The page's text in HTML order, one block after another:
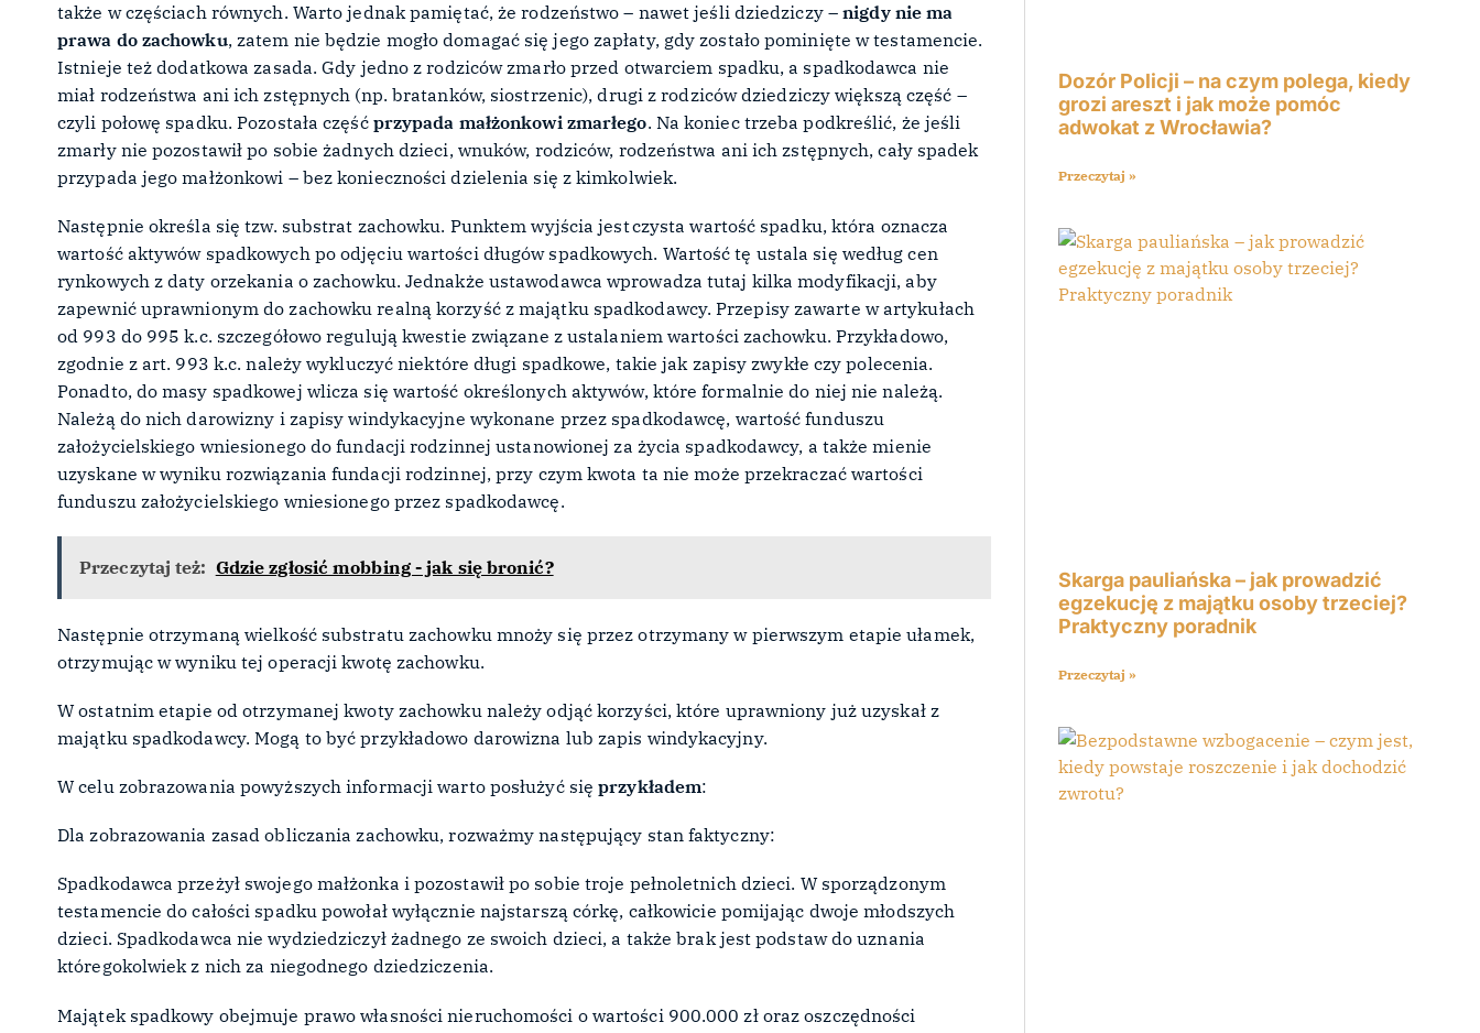
także w częściach równych. Warto jednak pamiętać, że rodzeństwo – nawet jeśli dziedziczy –nigdy nie ma
prawa do zachowku, zatem nie będzie mogło domagać się jego zapłaty, gdy zostało pominięte w testamencie.
Istnieje też dodatkowa zasada. Gdy jedno z rodziców zmarło przed otwarciem spadku, a spadkodawca nie
miał rodzeństwa ani ich zstępnych (np. bratanków, siostrzenic), drugi z rodziców dziedziczy większą część –
czyli połowę spadku. Pozostała część przypada małżonkowi zmarłego. Na koniec trzeba podkreślić, że jeśli
zmarły nie pozostawił po sobie żadnych dzieci, wnuków, rodziców, rodzeństwa ani ich zstępnych, cały spadek
przypada jego małżonkowi – bez konieczności dzielenia się z kimkolwiek.
Następnie określa się tzw. substrat zachowku. Punktem wyjścia jest czysta wartość spadku, która oznacza
wartość aktywów spadkowych po odjęciu wartości długów spadkowych. Wartość tę ustala się według cen
rynkowych z daty orzekania o zachowku. Jednakże ustawodawca wprowadza tutaj kilka modyfikacji, aby
zapewnić uprawnionym do zachowku realną korzyść z majątku spadkodawcy. Przepisy zawarte w artykułach
od 993 do 995 k.c. szczegółowo regulują kwestie związane z ustalaniem wartości zachowku. Przykładowo,
zgodnie z art. 993 k.c. należy wykluczyć niektóre długi spadkowe, takie jak zapisy zwykłe czy polecenia.
Ponadto, do masy spadkowej wlicza się wartość określonych aktywów, które formalnie do niej nie należą.
Należą do nich darowizny i zapisy windykacyjne wykonane przez spadkodawcę, wartość funduszu
założycielskiego wniesionego do fundacji rodzinnej ustanowionej za życia spadkodawcy, a także mienie
uzyskane w wyniku rozwiązania fundacji rodzinnej, przy czym kwota ta nie może przekraczać wartości
funduszu założycielskiego wniesionego przez spadkodawcę.
Przeczytaj też: Gdzie zgłosić mobbing - jak się bronić?
Następnie otrzymaną wielkość substratu zachowku mnoży się przez otrzymany w pierwszym etapie ułamek,
otrzymując w wyniku tej operacji kwotę zachowku.
W ostatnim etapie od otrzymanej kwoty zachowku należy odjąć korzyści, które uprawniony już uzyskał z
majątku spadkodawcy. Mogą to być przykładowo darowizna lub zapis windykacyjny.
W celu zobrazowania powyższych informacji warto posłużyć sięprzykładem:
Dla zobrazowania zasad obliczania zachowku, rozważmy następujący stan faktyczny:
Spadkodawca przeżył swojego małżonka i pozostawił po sobie troje pełnoletnich dzieci. W sporządzonym
testamencie do całości spadku powołał wyłącznie najstarszą córkę, całkowicie pomijając dwoje młodszych
dzieci. Spadkodawca nie wydziedziczył żadnego ze swoich dzieci, a także brak jest podstaw do uznania
któregokolwiek z nich za niegodnego dziedziczenia.
Majątek spadkowy obejmuje prawo własności nieruchomości o wartości 900.000 zł oraz oszczędności
Dozór Policji – na czym polega, kiedy
grozi areszt i jak może pomóc
adwokat z Wrocławia?
Przeczytaj »
Skarga pauliańska – jak prowadzić
egzekucję z majątku osoby trzeciej?
Praktyczny poradnik
Przeczytaj »